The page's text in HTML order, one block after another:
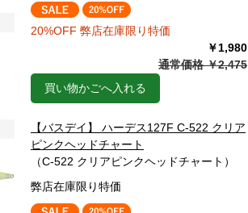
20%OFF 弊店在庫限り特価
￥1,980
通常価格 ￥2,475
買い物かごへ入れる
【バスデイ】 ハーデス127F C-522 クリア
ピンクヘッドチャート
（C-522 クリアピンクヘッドチャート）
弊店在庫限り特価